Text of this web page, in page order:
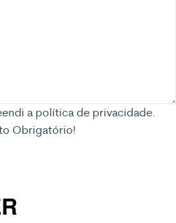
a política de privacidade.
Obrigatório!